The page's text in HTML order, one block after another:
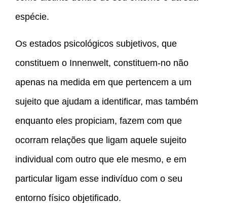
espécie.
Os estados psicológicos subjetivos, que
constituem o Innenwelt, constituem-no não
apenas na medida em que pertencem a um
sujeito que ajudam a identificar, mas também
enquanto eles propiciam, fazem com que
ocorram relações que ligam aquele sujeito
individual com outro que ele mesmo, e em
particular ligam esse indivíduo com o seu
entorno físico objetificado.